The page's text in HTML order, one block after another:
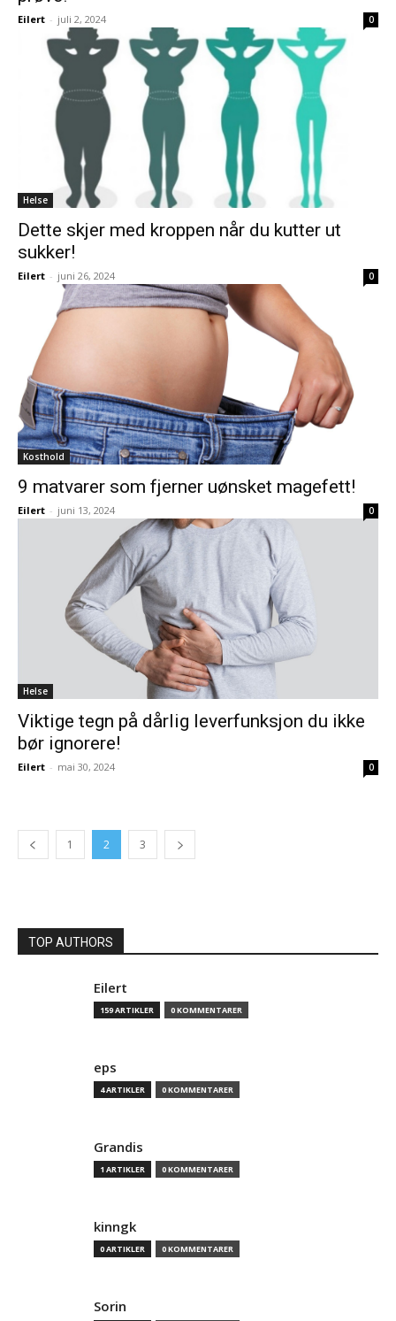
Eilert - juli 2, 2024 0
Helse
Dette skjer med kroppen når du kutter ut
sukker!
Eilert - juni 26, 2024 0
Kosthold
9 matvarer som fjerner uønsket magefett!
Eilert - juni 13, 2024 0
Helse
Viktige tegn på dårlig leverfunksjon du ikke
bør ignorere!
Eilert - mai 30, 2024 0
1 2 3
TOP AUTHORS
Eilert
159 ARTIKLER 0 KOMMENTARER
eps
4 ARTIKLER 0 KOMMENTARER
Grandis
1 ARTIKLER 0 KOMMENTARER
kinngk
0 ARTIKLER 0 KOMMENTARER
Sorin